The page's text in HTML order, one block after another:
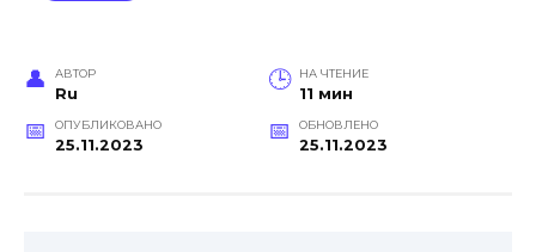
АВТОР
Ru
НА ЧТЕНИЕ
11 мин
ОПУБЛИКОВАНО
25.11.2023
ОБНОВЛЕНО
25.11.2023